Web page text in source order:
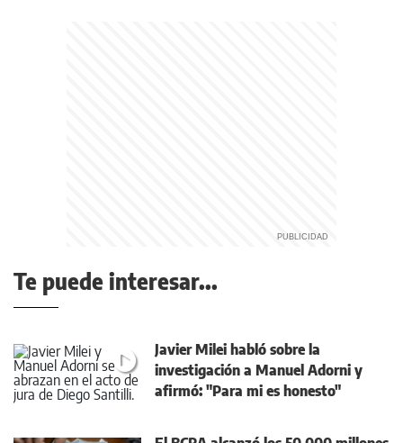
Te puede interesar...
Javier Milei habló sobre la
investigación a Manuel Adorni y
afirmó: "Para mi es honesto"